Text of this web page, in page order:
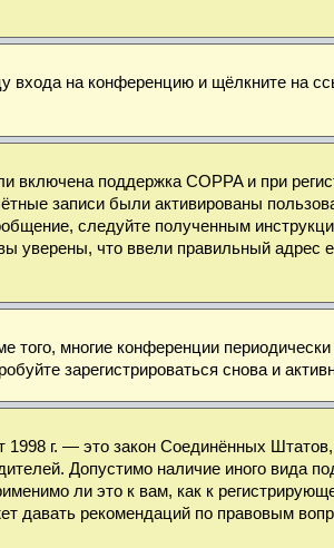
входа на конференцию и щёлкните на
поддержка COPPA и при
записи были активированы
следуйте полученным
что ввели правильный адрес
многие конференции
зарегистрироваться снова и
г. — это закон Соединённых
Допустимо наличие иного вида
ли это к вам, как к
давать рекомендаций по правовым